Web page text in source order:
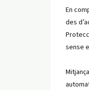
En
des
sense